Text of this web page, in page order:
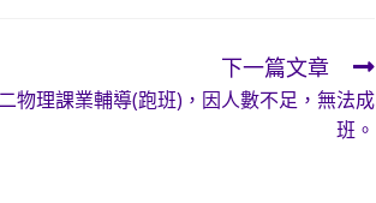
下一篇文章
物理課業輔導(跑班)，因人數不足，無法成
班。